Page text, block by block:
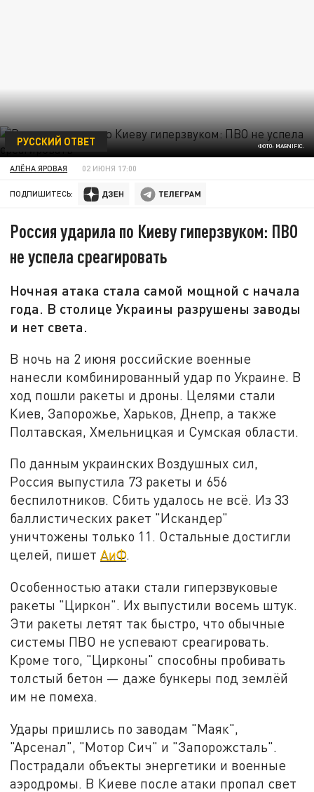
ФОТО: MAGNIFIC.
РУССКИЙ ОТВЕТ
АЛЁНА ЯРОВАЯ 02 ИЮНЯ 17:00
ПОДПИШИТЕСЬ:
Россия ударила по Киеву гиперзвуком: ПВО
не успела среагировать
Ночная атака стала самой мощной с начала
года. В столице Украины разрушены заводы
и нет света.
В ночь на 2 июня российские военные
нанесли комбинированный удар по Украине. В
ход пошли ракеты и дроны. Целями стали
Киев, Запорожье, Харьков, Днепр, а также
Полтавская, Хмельницкая и Сумская области.
По данным украинских Воздушных сил,
Россия выпустила 73 ракеты и 656
беспилотников. Сбить удалось не всё. Из 33
баллистических ракет "Искандер"
уничтожены только 11. Остальные достигли
целей, пишетАиФ.
Особенностью атаки стали гиперзвуковые
ракеты "Циркон". Их выпустили восемь штук.
Эти ракеты летят так быстро, что обычные
системы ПВО не успевают среагировать.
Кроме того, "Цирконы" способны пробивать
толстый бетон — даже бункеры под землёй
им не помеха.
Удары пришлись по заводам "Маяк",
"Арсенал", "Мотор Сич" и "Запорожсталь".
Пострадали объекты энергетики и военные
аэродромы. В Киеве после атаки пропал свет